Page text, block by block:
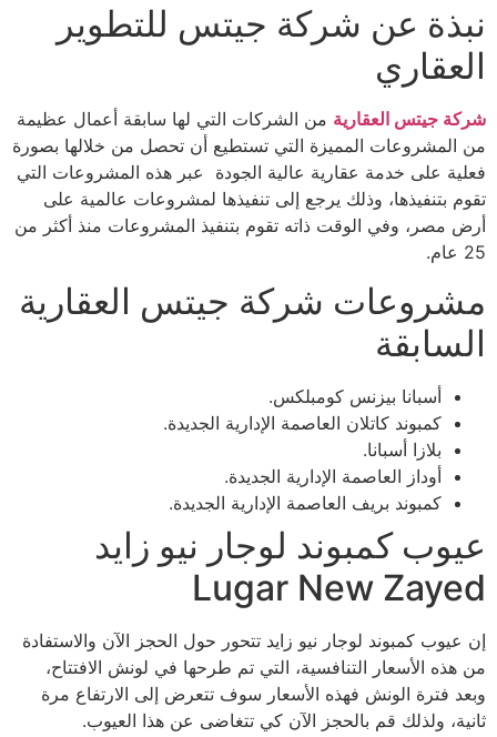
نبذة عن شركة جيتس للتطوير
العقاري
شركة جيتس العقارية من الشركات التي لها سابقة أعمال عظيمة
من المشروعات المميزة التي تستطيع أن تحصل من خلالها بصورة
فعلية على خدمة عقارية عالية الجودة عبر هذه المشروعات التي
تقوم بتنفيذها، وذلك يرجع إلى تنفيذها لمشروعات عالمية على
أرض مصر، وفي الوقت ذاته تقوم بتنفيذ المشروعات منذ أكثر من
25 عام.
مشروعات شركة جيتس العقارية
السابقة
أسبانا بيزنس كومبلكس.
كمبوند كاتلان العاصمة الإدارية الجديدة.
بلازا أسبانا.
أوداز العاصمة الإدارية الجديدة.
كمبوند بريف العاصمة الإدارية الجديدة.
عيوب كمبوند لوجار نيو زايد
Lugar New Zayed
إن عيوب كمبوند لوجار نيو زايد تتحور حول الحجز الآن والاستفادة
من هذه الأسعار التنافسية، التي تم طرحها في لونش الافتتاح،
وبعد فترة الونش فهذه الأسعار سوف تتعرض إلى الارتفاع مرة
ثانية، ولذلك قم بالحجز الآن كي تتغاضى عن هذا العيوب.